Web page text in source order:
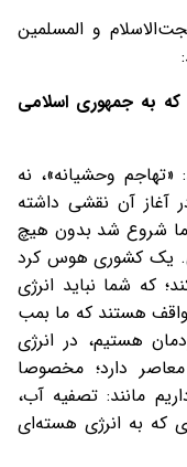
و المسلمین
که به جمهوری اسلامی
وحشیانه»، نه
آغاز آن نقشی داشته
ما شروع شد بدون هیچ
یک کشوری هوس کرد
که شما نباید انرژی
هستند که ما بمب
هستیم، در انرژی
دارد؛ مخصوصا
مانند: تصفیه آب،
که به انرژی هسته‌ای